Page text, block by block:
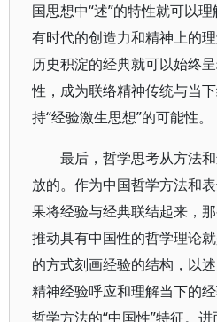
国思想中“述”的特性就可以
有时代的创造力和精神上的
历史积淀的经典就可以始终
性，成为联络精神传统与当
持“经验激生思想”的可能性。
最后，哲学思考从方法
放的。作为中国哲学方法和
果将经验与经典联结起来，
推动具有中国性的哲学理论
的方式刻画经验的结构，以
精神经验呼应和理解当下的
哲学方法的“中国性”特征。